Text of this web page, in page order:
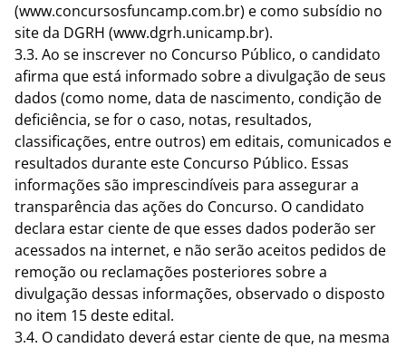
(www.concursosfuncamp.com.br) e como subsídio no
site da DGRH (www.dgrh.unicamp.br).
3.3. Ao se inscrever no Concurso Público, o candidato
afirma que está informado sobre a divulgação de seus
dados (como nome, data de nascimento, condição de
deficiência, se for o caso, notas, resultados,
classificações, entre outros) em editais, comunicados e
resultados durante este Concurso Público. Essas
informações são imprescindíveis para assegurar a
transparência das ações do Concurso. O candidato
declara estar ciente de que esses dados poderão ser
acessados na internet, e não serão aceitos pedidos de
remoção ou reclamações posteriores sobre a
divulgação dessas informações, observado o disposto
no item 15 deste edital.
3.4. O candidato deverá estar ciente de que, na mesma